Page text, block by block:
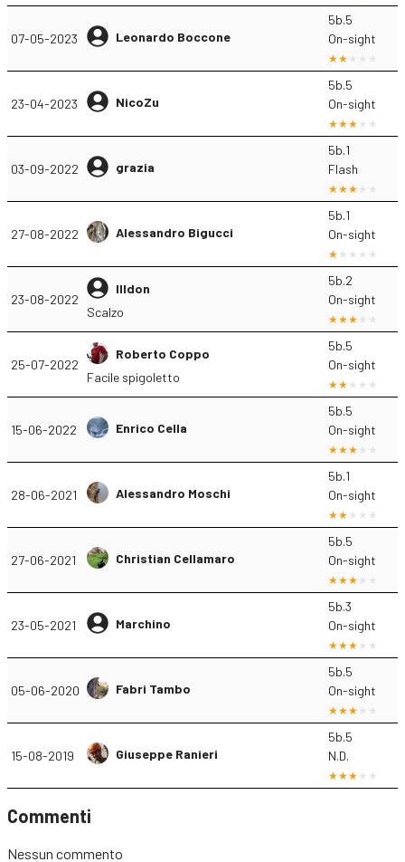
07-05-2023 Leonardo Boccone
5b.5
On-sight
23-04-2023 NicoZu
5b.5
On-sight
03-09-2022 grazia
5b.1
Flash
27-08-2022 Alessandro Bigucci
5b.1
On-sight
23-08-2022
Illdon
Scalzo
5b.2
On-sight
25-07-2022
Roberto Coppo
Facile spigoletto
5b.5
On-sight
15-06-2022 Enrico Cella
5b.5
On-sight
28-06-2021 Alessandro Moschi
5b.1
On-sight
27-06-2021 Christian Cellamaro
5b.5
On-sight
23-05-2021 Marchino
5b.3
On-sight
05-06-2020 Fabri Tambo
5b.5
On-sight
15-08-2019 Giuseppe Ranieri
5b.5
N.D.
Commenti
Nessun commento